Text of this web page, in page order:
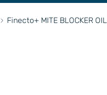
Finecto+ MITE BLOCKER OIL